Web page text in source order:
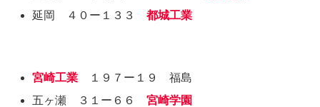
延岡 ４０ー１３３都城工業
宮崎工業 １９７ー１９ 福島
五ヶ瀬 ３１ー６６宮崎学園